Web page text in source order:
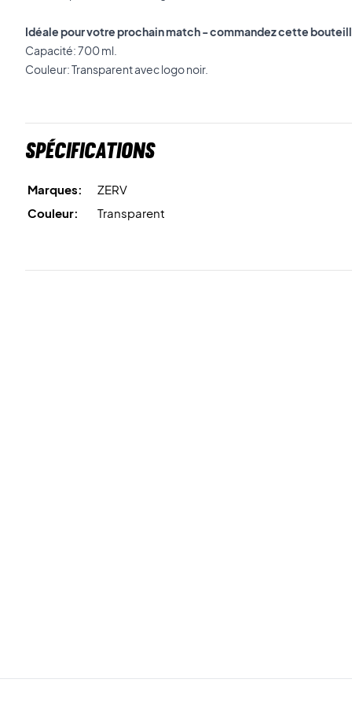
Idéale pour votre prochain match - commandez cette
Capacité: 700 ml.
Couleur: Transparent avec logo noir.
Spécifications
Marques:
ZERV
Couleur:
Transparent